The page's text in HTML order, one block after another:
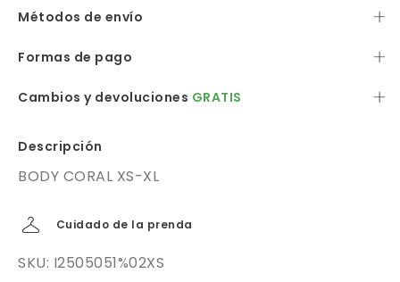
Métodos de envío
Formas de pago
Cambios y devoluciones GRATIS
Descripción
BODY CORAL XS-XL
Cuidado de la prenda
SKU: I2505051%02XS